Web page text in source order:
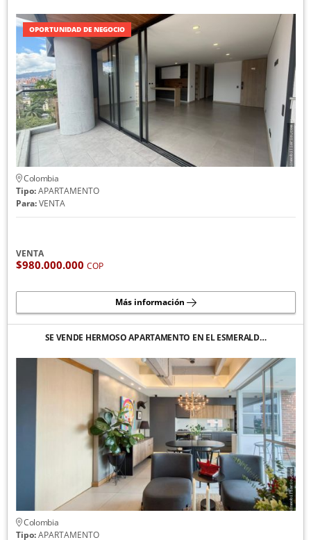
OPORTUNIDAD DE NEGOCIO
Colombia
Tipo:APARTAMENTO
Para:VENTA
VENTA
$980.000.000 COP
Más información
SE VENDE HERMOSO APARTAMENTO EN EL ESMERALD…
Colombia
Tipo:APARTAMENTO